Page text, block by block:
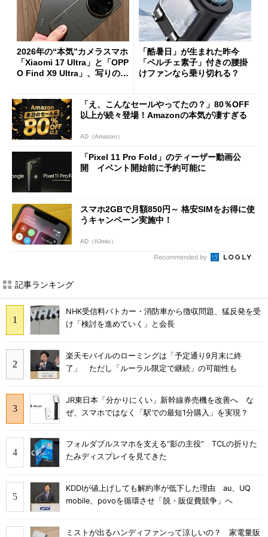
2026年の“本気”カメラスマホ
「Xiaomi 17 Ultra」と「OPP
O Find X9 Ultra」、写りの違
「酷暑日」が生まれた昨今
「ペルチェ素子」付きの腰掛
けファンなら乗り切れる？
「え、こんなセールやってたの？」80％OFF
以上が続々登場！Amazonの本気が凄すぎる
AD（Amazon）
「Pixel 11 Pro Fold」のティーザー動画公
開 イベント開始前に予約可能に
スマホ2GBで月額850円～ 格安SIMをお得に使
うキャンペーン実施中！
AD（IIJmio）
Recommended by
記事ランキング
NHK受信料パトカー・消防車から徴収問題、猛反発を受
け「検討を進めていく」と会長
楽天モバイルのローミングは「予定通り9月末に終
了」 ただし「ルーラル限定で継続」の可能性も
JR東日本「分かりにくい」新幹線券売機を改善へ な
ぜ、スマホではなく「駅での最短1分購入」を実現？
フォルダブルスマホを支える“影の主役” TCLの折りた
たみディスプレイを見てきた
KDDIが値上げしても解約率が低下した理由 au、UQ
mobile、povoを循環させ「脱・販促費競争」へ
ミストが出るハンディファンって涼しいの？ 家電量販